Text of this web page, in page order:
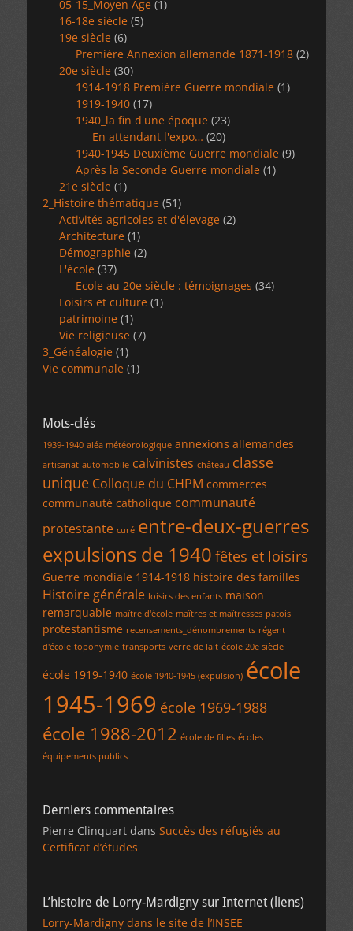
05-15_Moyen Age (1)
16-18e siècle (5)
19e siècle (6)
Première Annexion allemande 1871-1918 (2)
20e siècle (30)
1914-1918 Première Guerre mondiale (1)
1919-1940 (17)
1940_la fin d'une époque (23)
En attendant l'expo… (20)
1940-1945 Deuxième Guerre mondiale (9)
Après la Seconde Guerre mondiale (1)
21e siècle (1)
2_Histoire thématique (51)
Activités agricoles et d'élevage (2)
Architecture (1)
Démographie (2)
L'école (37)
Ecole au 20e siècle : témoignages (34)
Loisirs et culture (1)
patrimoine (1)
Vie religieuse (7)
3_Généalogie (1)
Vie communale (1)
Mots-clés
1939-1940 aléa météorologique annexions allemandes
artisanat automobile calvinistes château classe
unique Colloque du CHPM commerces
communauté catholique communauté
protestante curé entre-deux-guerres
expulsions de 1940 fêtes et loisirs
Guerre mondiale 1914-1918 histoire des familles
Histoire générale loisirs des enfants maison
remarquable maître d'école maîtres et maîtresses patois
protestantisme recensements_dénombrements régent
d'école toponymie transports verre de lait école 20e siècle
école 1919-1940 école 1940-1945 (expulsion) école
1945-1969 école 1969-1988
école 1988-2012 école de filles écoles
équipements publics
Derniers commentaires
Pierre Clinquart dans Succès des réfugiés au
Certificat d’études
L’histoire de Lorry-Mardigny sur Internet (liens)
Lorry-Mardigny dans le site de l’INSEE